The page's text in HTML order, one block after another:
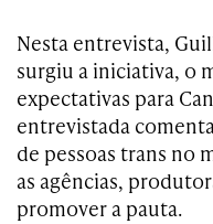
Nesta entrevista,
surgiu a iniciativa, o
expectativas para
entrevistada
de pessoas trans no
as agências,
promover a pauta.